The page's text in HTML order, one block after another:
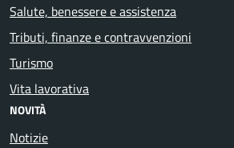
Salute, benessere e assistenza
Tributi, finanze e contravvenzioni
Turismo
Vita lavorativa
NOVITÀ
Notizie